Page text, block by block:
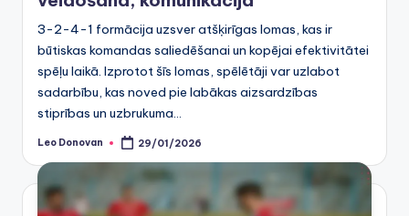
3-2-4-1 formācija uzsver atšķirīgas lomas, kas ir
būtiskas komandas saliedēšanai un kopējai efektivitātei
spēļu laikā. Izprotot šīs lomas, spēlētāji var uzlabot
sadarbību, kas noved pie labākas aizsardzības
stiprības un uzbrukuma…
Posted
Leo Donovan 29/01/2026